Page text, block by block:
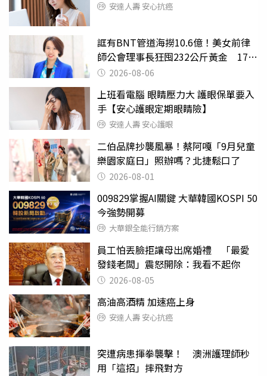
安達人壽 安心抗癌
誆有BNT管道海撈10.6億！美女前律
師公會理事長狂囤232公斤黃金 17人
遭起訴
2026-08-06
上班看電腦 眼睛壓力大 護眼保單要入
手【安心護眼定期眼睛險】
安達人壽 安心護眼
二伯品牌抄襲風暴！蔡阿嘎「9月兒童
樂園家庭日」照辦嗎？北捷鬆口了
2026-08-01
009829掌握AI關鍵 大華韓國KOSPI 50
今強勢開募
大華銀全能行銷方案
員工怕丟臉拒讓母出席婚禮 「最愛
發錢老闆」震怒開除：我看不起你
2026-08-05
高油高酒精 加速癌上身
安達人壽 安心抗癌
突遭病患揮拳襲擊！ 澳洲護理師秒
用「這招」摔飛對方